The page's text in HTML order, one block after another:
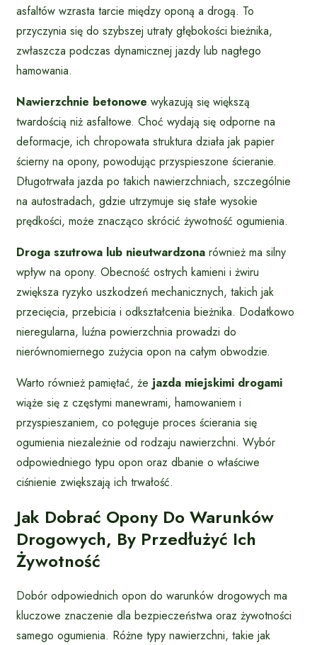
asfaltów wzrasta tarcie między oponą a drogą. To
przyczynia się do szybszej utraty głębokości bieżnika,
zwłaszcza podczas dynamicznej jazdy lub nagłego
hamowania.
Nawierzchnie betonowe wykazują się większą
twardością niż asfaltowe. Choć wydają się odporne na
deformacje, ich chropowata struktura działa jak papier
ścierny na opony, powodując przyspieszone ścieranie.
Długotrwała jazda po takich nawierzchniach, szczególnie
na autostradach, gdzie utrzymuje się stałe wysokie
prędkości, może znacząco skrócić żywotność ogumienia.
Droga szutrowa lub nieutwardzona również ma silny
wpływ na opony. Obecność ostrych kamieni i żwiru
zwiększa ryzyko uszkodzeń mechanicznych, takich jak
przecięcia, przebicia i odkształcenia bieżnika. Dodatkowo
nieregularna, luźna powierzchnia prowadzi do
nierównomiernego zużycia opon na całym obwodzie.
Warto również pamiętać, że jazda miejskimi drogami
wiąże się z częstymi manewrami, hamowaniem i
przyspieszaniem, co potęguje proces ścierania się
ogumienia niezależnie od rodzaju nawierzchni. Wybór
odpowiedniego typu opon oraz dbanie o właściwe
ciśnienie zwiększają ich trwałość.
Jak Dobrać Opony Do Warunków
Drogowych, By Przedłużyć Ich
Żywotność
Dobór odpowiednich opon do warunków drogowych ma
kluczowe znaczenie dla bezpieczeństwa oraz żywotności
samego ogumienia. Różne typy nawierzchni, takie jak